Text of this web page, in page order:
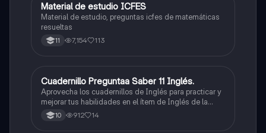
ICFES: Matemáticas
Material de estudio ICFES
Material de estudio, preguntas icfes de matemáticas
resueltas
11 7,154 113
ICFES: Inglés
Cuadernillo Preguntaa Saber 11 Inglés.
Aprovecha los cuadernillos de Inglés para practicar y
mejorar tus habilidades en el ítem de Inglés de la
Prueba Saber 11. 🫡
10 912 14